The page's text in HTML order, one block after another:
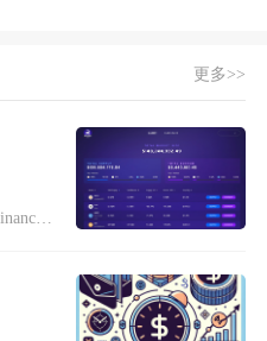
更多>>
币圈十大交易所排名依次为币安Binance、欧易OKX、Coinbase、Bybit、Bi